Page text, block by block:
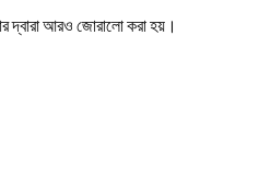
দ্বারা আরও জোরালো করা হয়।